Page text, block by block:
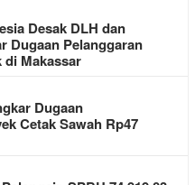
Desak DLH dan
Dugaan Pelanggaran
di Makassar
Dugaan
Cetak Sawah Rp47